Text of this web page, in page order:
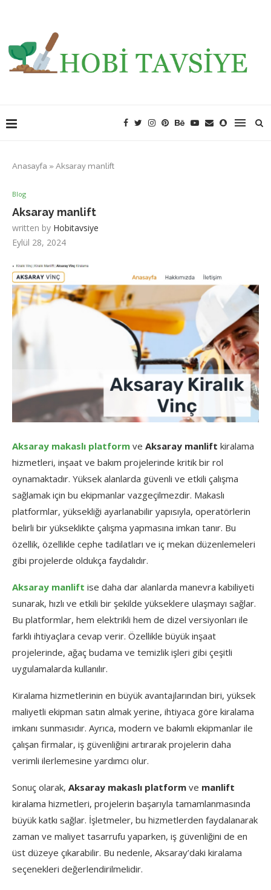
Anasayfa » Aksaray manlift
Blog
Aksaray manlift
written by Hobitavsiye
Eylül 28, 2024
Aksaray makaslı platform ve Aksaray manlift kiralama
hizmetleri, inşaat ve bakım projelerinde kritik bir rol
oynamaktadır. Yüksek alanlarda güvenli ve etkili çalışma
sağlamak için bu ekipmanlar vazgeçilmezdir. Makaslı
platformlar, yüksekliği ayarlanabilir yapısıyla, operatörlerin
belirli bir yükseklikte çalışma yapmasına imkan tanır. Bu
özellik, özellikle cephe tadilatları ve iç mekan düzenlemeleri
gibi projelerde oldukça faydalıdır.
Aksaray manlift ise daha dar alanlarda manevra kabiliyeti
sunarak, hızlı ve etkili bir şekilde yükseklere ulaşmayı sağlar.
Bu platformlar, hem elektrikli hem de dizel versiyonları ile
farklı ihtiyaçlara cevap verir. Özellikle büyük inşaat
projelerinde, ağaç budama ve temizlik işleri gibi çeşitli
uygulamalarda kullanılır.
Kiralama hizmetlerinin en büyük avantajlarından biri, yüksek
maliyetli ekipman satın almak yerine, ihtiyaca göre kiralama
imkanı sunmasıdır. Ayrıca, modern ve bakımlı ekipmanlar ile
çalışan firmalar, iş güvenliğini artırarak projelerin daha
verimli ilerlemesine yardımcı olur.
Sonuç olarak, Aksaray makaslı platform ve manlift
kiralama hizmetleri, projelerin başarıyla tamamlanmasında
büyük katkı sağlar. İşletmeler, bu hizmetlerden faydalanarak
zaman ve maliyet tasarrufu yaparken, iş güvenliğini de en
üst düzeye çıkarabilir. Bu nedenle, Aksaray’daki kiralama
seçenekleri değerlendirilmelidir.